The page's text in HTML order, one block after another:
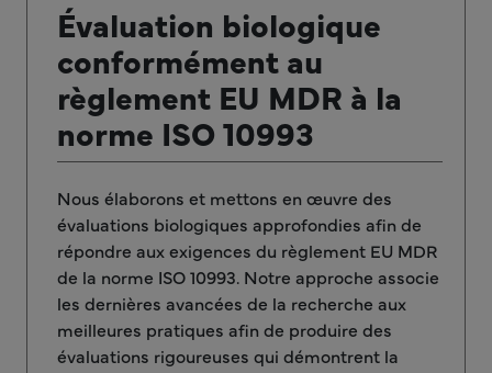
Évaluation biologique
conformément au
règlement EU MDR à la
norme ISO 10993
Nous élaborons et mettons en œuvre des
évaluations biologiques approfondies afin de
répondre aux exigences du règlement EU MDR
de la norme ISO 10993. Notre approche associe
les dernières avancées de la recherche aux
meilleures pratiques afin de produire des
évaluations rigoureuses qui démontrent la